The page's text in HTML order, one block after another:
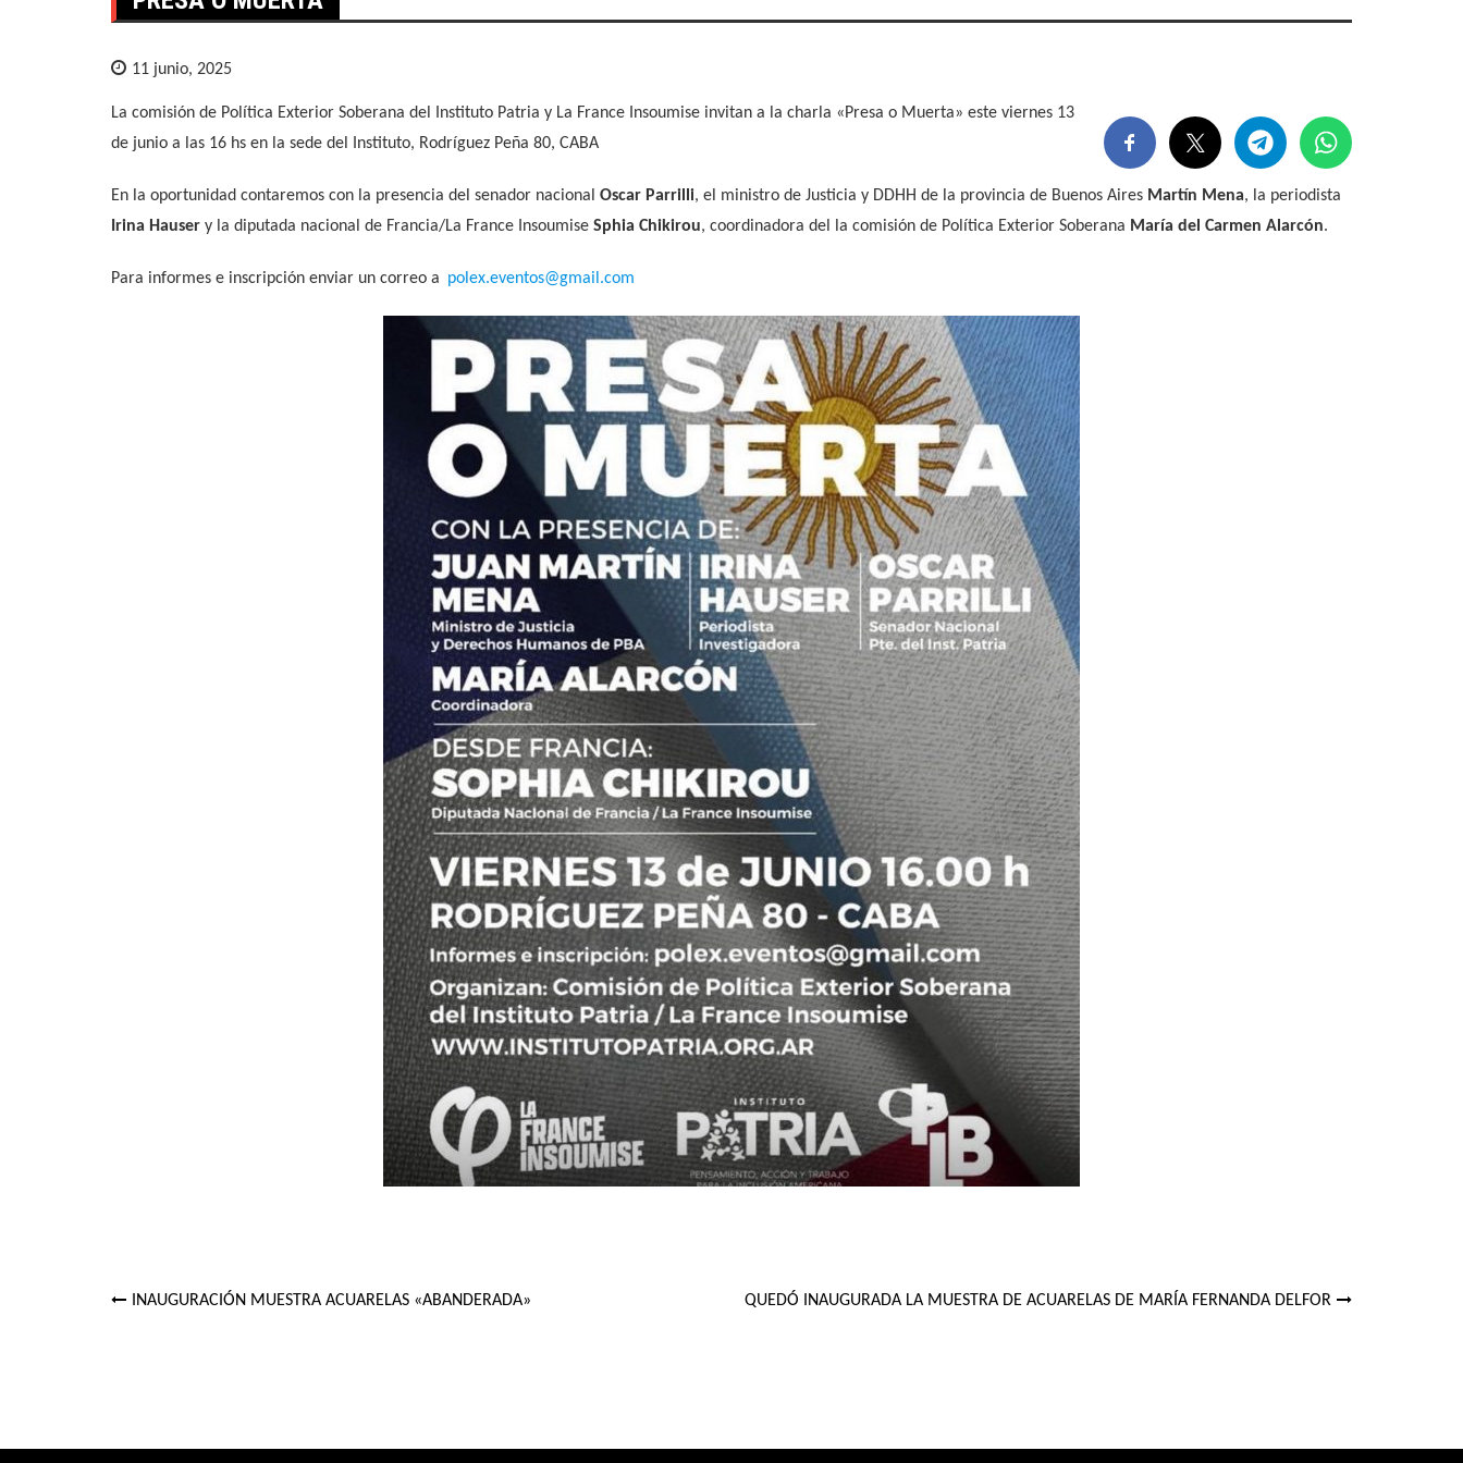
11 junio, 2025
La comisión de Política Exterior Soberana del Instituto Patria y La France Insoumise invitan a la charla «Presa o Muerta» este viernes 13
de junio a las 16 hs en la sede del Instituto, Rodríguez Peña 80, CABA
En la oportunidad contaremos con la presencia del senador nacional Oscar Parrilli, el ministro de Justicia y DDHH de la provincia de Buenos Aires Martín Mena, la periodista
Irina Hauser y la diputada nacional de Francia/La France Insoumise Sphia Chikirou, coordinadora del la comisión de Política Exterior Soberana María del Carmen Alarcón.
Para informes e inscripción enviar un correo a polex.eventos@gmail.com
INAUGURACIÓN MUESTRA ACUARELAS «ABANDERADA» QUEDÓ INAUGURADA LA MUESTRA DE ACUARELAS DE MARÍA FERNANDA DELFOR